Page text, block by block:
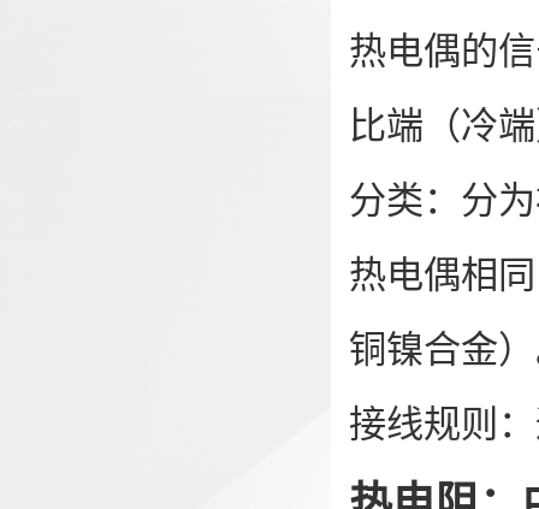
热电偶的
比端（冷
分类：分
热电偶相
铜镍合金
接线规则